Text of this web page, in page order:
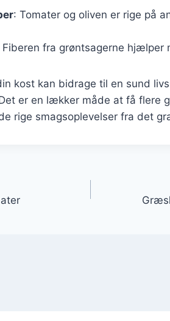
: Tomater og oliven er rige på
Fiberen fra grøntsagerne hjælper
kost kan bidrage til en sund
er en lækker måde at få flere
rige smagsoplevelser fra det